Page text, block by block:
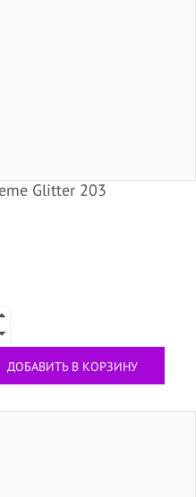
Glitter 203
ДОБАВИТЬ В КОРЗИНУ